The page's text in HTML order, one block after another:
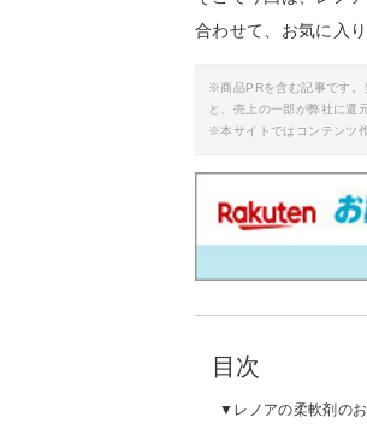
合わせて、お気に入
※商品PRを含む記事です。
と、売上の一部が弊社に還
※本サイトではコンテンツ
目次
レノアの柔軟剤の